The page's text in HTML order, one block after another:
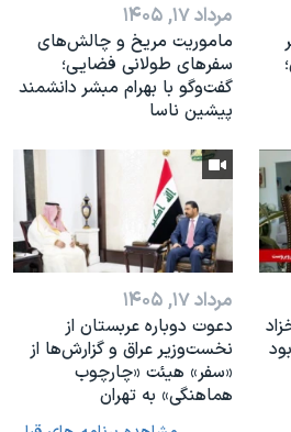
مرداد ۱۷, ۱۴۰۵
ماموریت مریخ و چالش‌های
سفرهای طولانی فضایی؛
گفت‌وگو با بهرام مبشر دانشمند
پیشین ناسا
مرداد ۱۷, ۱۴۰۵
دعوت دوباره عربستان از
نخست‌وزیر عراق و گزارش‌ها از
«سفر» هیئت «چارچوب
هماهنگی» به تهران